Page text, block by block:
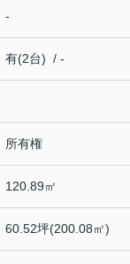
-
有(2台) / -
所有権
120.89㎡
60.52坪(200.08㎡)